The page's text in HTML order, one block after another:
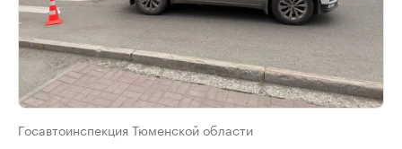
Госавтоинспекция Тюменской области